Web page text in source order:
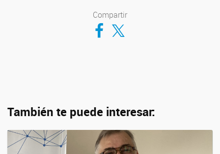
Compartir
Compartir en Facebook
Compartir en Twitter
También te puede interesar: